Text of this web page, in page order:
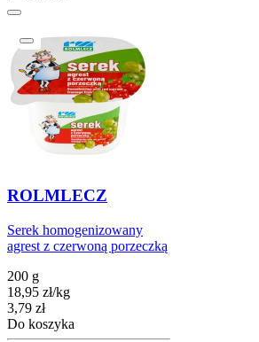
ROLMLECZ
Serek homogenizowany
agrest z czerwoną porzeczką
200 g
18,95 zł/kg
Cena
3,79 zł
Do koszyka